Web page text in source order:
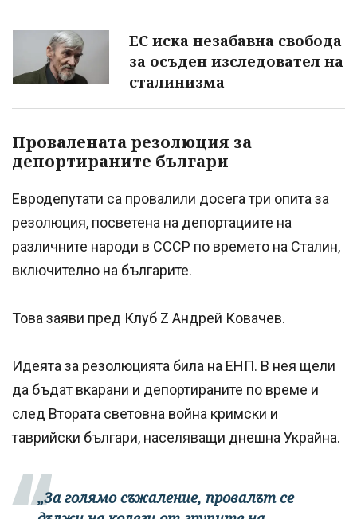
ЕС иска незабавна свобода
за осъден изследовател на
сталинизма
Провалената резолюция за
депортираните българи
Евродепутати са провалили досега три опита за
резолюция, посветена на депортациите на
различните народи в СССР по времето на Сталин,
включително на българите.
Това заяви пред Клуб Z Андрей Ковачев.
Идеята за резолюцията била на ЕНП. В нея щели
да бъдат вкарани и депортираните по време и
след Втората световна война кримски и
таврийски българи, населяващи днешна Украйна.
„За голямо съжаление, провалът се